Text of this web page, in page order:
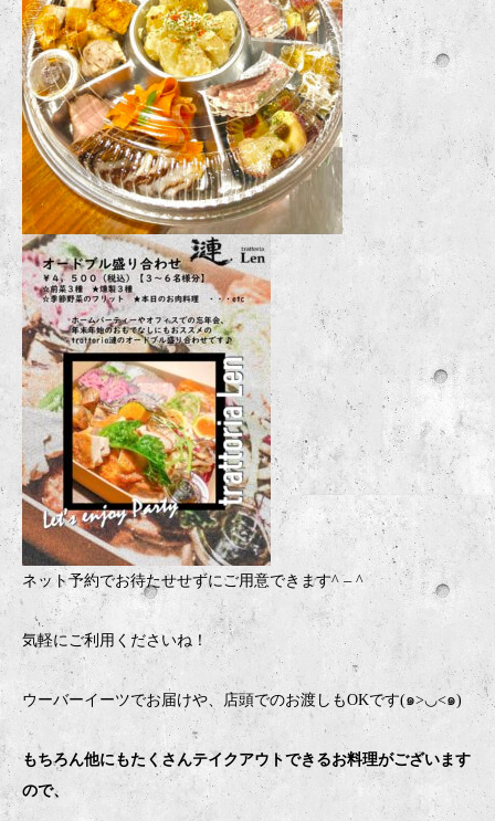
ネット予約でお待たせせずにご用意できます^ – ^
気軽にご利用くださいね！
ウーバーイーツでお届けや、店頭でのお渡しもOKです(๑>◡<๑)
もちろん他にもたくさんテイクアウトできるお料理がございます
ので、